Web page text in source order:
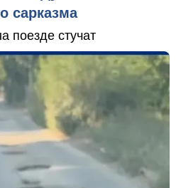
сарказма
поезде стучат